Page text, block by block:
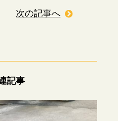
次の記事へ
記事